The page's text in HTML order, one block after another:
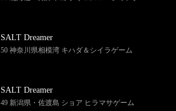
SALT Dreamer
50 神奈川県相模湾 キハダ＆シイラゲーム
SALT Dreamer
49 新潟県・佐渡島 ショア ヒラマサゲーム